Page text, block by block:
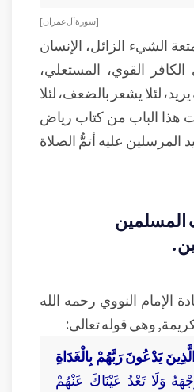
[ سورة آل عمران ]
الشيء الزائل، الإنسان
القوي، المستعلي،
لئلا يشعر بالضعف، لئلا
هذا الباب من كتاب رياض
المرسلين عليه أتمُّ الصلاة
الإمام النووي رحمه الله
كريمة, وهي قوله تعالى:
يَدْعُونَ رَبَّهُمْ بِالْغَدَاةِ
وَلَا تَعْدُ عَيْنَاكَ عَنْهُمْ